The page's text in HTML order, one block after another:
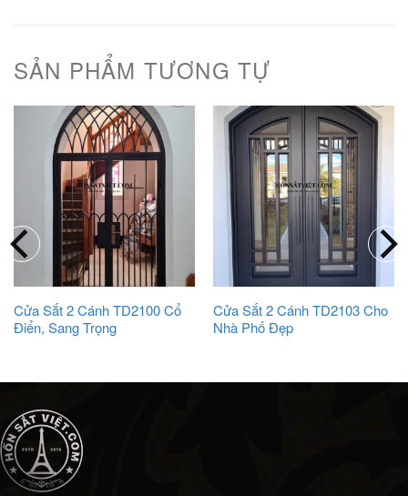
SẢN PHẨM TƯƠNG TỰ
Cửa Sắt 2 Cánh TD2100 Cổ
Điển, Sang Trọng
Cửa Sắt 2 Cánh TD2103 Cho
Nhà Phố Đẹp